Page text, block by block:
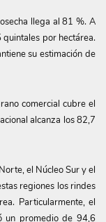
llega al 81 %. A
por hectárea.
su estimación de
comercial cubre el
alcanza los 82,7
el Núcleo Sur y el
regiones los rindes
Particularmente, el
un promedio de 94,6